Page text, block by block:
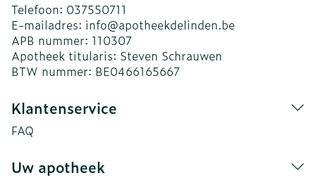
Telefoon: 037550711
E-mailadres: info@apotheekdelinden.be
APB nummer: 110307
Apotheek titularis: Steven Schrauwen
BTW nummer: BE0466165667
Klantenservice
FAQ
Uw apotheek